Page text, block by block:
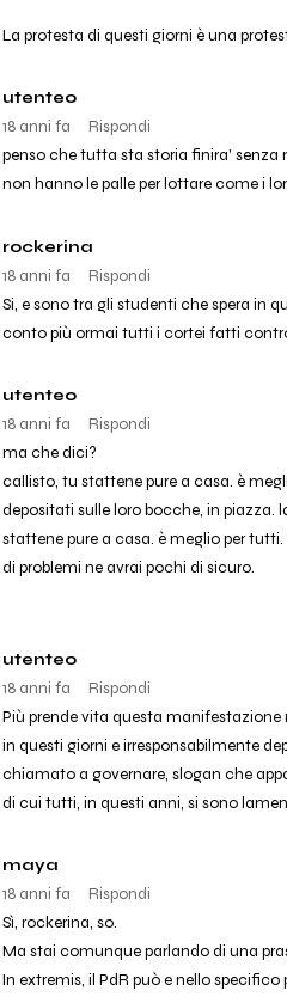
La protesta di questi giorni è una
utente0
18 anni fa
Rispondi
penso che tutta sta storia finira' senza
non hanno le palle per lottare come i
rockerina
18 anni fa
Rispondi
Si, e sono tra gli studenti che spera in
conto più ormai tutti i cortei fatti
utente0
18 anni fa
Rispondi
ma che dici?
callisto, tu stattene pure a casa. è
depositati sulle loro bocche, in piazza.
stattene pure a casa. è meglio per
di problemi ne avrai pochi di sicuro.
utente0
18 anni fa
Rispondi
Più prende vita questa
in questi giorni e irresponsabilmente
chiamato a governare, slogan che
di cui tutti, in questi anni, si sono
maya
18 anni fa
Rispondi
Sì, rockerina, so.
Ma stai comunque parlando di una
In extremis, il PdR può e nello specifico